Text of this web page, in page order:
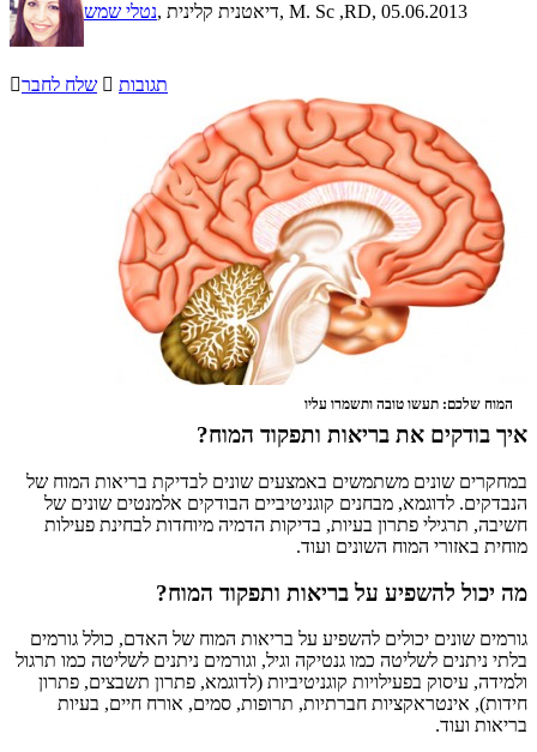
נטלי שמש , דיאטנית קלינית, M. Sc ,RD, 05.06.2013
שלח לחבר  תגובות
המוח שלכם: תעשו טובה ותשמרו עליו
איך בודקים את בריאות ותפקוד המוח?
במחקרים שונים משתמשים באמצעים שונים לבדיקת בריאות המוח של
הנבדקים. לדוגמא, מבחנים קוגניטיביים הבודקים אלמנטים שונים של
חשיבה, תרגילי פתרון בעיות, בדיקות הדמיה מיוחדות לבחינת פעילות
מוחית באזורי המוח השונים ועוד.
מה יכול להשפיע על בריאות ותפקוד המוח?
גורמים שונים יכולים להשפיע על בריאות המוח של האדם, כולל גורמים
בלתי ניתנים לשליטה כמו גנטיקה וגיל, וגורמים ניתנים לשליטה כמו תרגול
ולמידה, עיסוק בפעילויות קוגניטיביות (לדוגמא, פתרון תשבצים, פתרון
חידות), אינטראקציות חברתיות, תרופות, סמים, אורח חיים, בעיות
בריאות ועוד.